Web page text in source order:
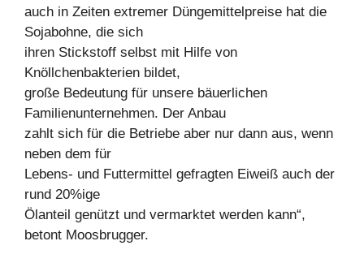
auch in Zeiten extremer Düngemittelpreise hat die
Sojabohne, die sich
ihren Stickstoff selbst mit Hilfe von
Knöllchenbakterien bildet,
große Bedeutung für unsere bäuerlichen
Familienunternehmen. Der Anbau
zahlt sich für die Betriebe aber nur dann aus, wenn
neben dem für
Lebens- und Futtermittel gefragten Eiweiß auch der
rund 20%ige
Ölanteil genützt und vermarktet werden kann“,
betont Moosbrugger.